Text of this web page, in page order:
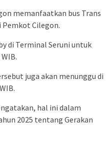
memanfaatkan bus Trans
Cilegon.
di Terminal Seruni untuk
juga akan menunggu di
hal ini dalam
2025 tentang Gerakan